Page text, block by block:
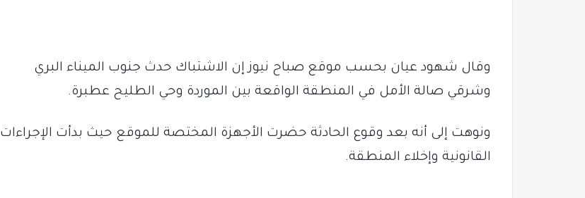
وقال شهود عيان بحسب موقع صباح نيوز إن الاشتباك حدث جنوب الميناء البري
وشرقي صالة الأمل في المنطقة الواقعة بين الموردة وحي الطليح عطبرة.
ونوهت إلى أنه بعد وقوع الحادثة حضرت الأجهزة المختصة للموقع حيث بدأت الإجراءات
القانونية وإخلاء المنطقة.